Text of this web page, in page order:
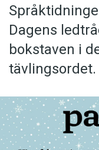
Språkfrågor
Skrivtips
Bokrecensioner
Kviss
Podden
Anmäl till
Föreslå nyord
Dagens
bokstaven i
tävlingsordet.